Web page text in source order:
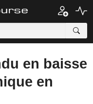
en baisse
en